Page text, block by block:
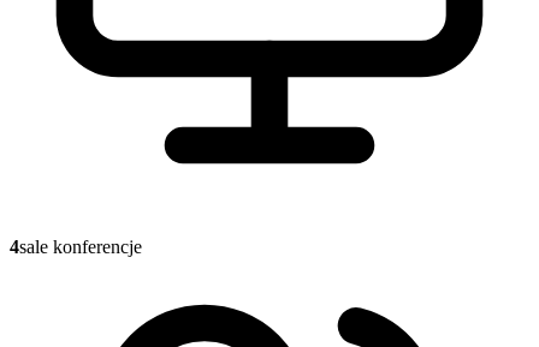
4sale konferencje